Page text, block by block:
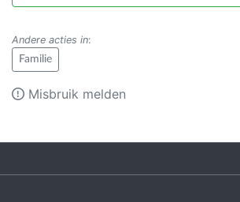
Andere acties in:
Familie
Misbruik melden